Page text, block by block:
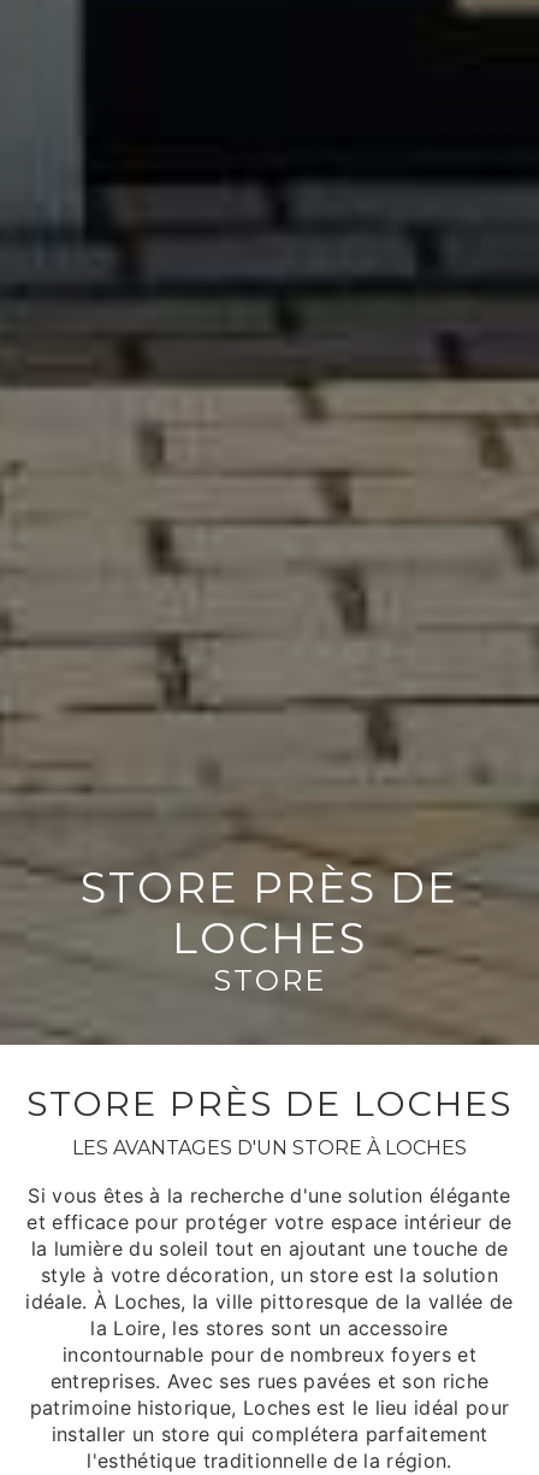
STORE PRÈS DE
LOCHES
STORE
STORE PRÈS DE LOCHES
LES AVANTAGES D'UN STORE À LOCHES
Si vous êtes à la recherche d'une solution élégante
et efficace pour protéger votre espace intérieur de
la lumière du soleil tout en ajoutant une touche de
style à votre décoration, un store est la solution
idéale. À Loches, la ville pittoresque de la vallée de
la Loire, les stores sont un accessoire
incontournable pour de nombreux foyers et
entreprises. Avec ses rues pavées et son riche
patrimoine historique, Loches est le lieu idéal pour
installer un store qui complétera parfaitement
l'esthétique traditionnelle de la région.